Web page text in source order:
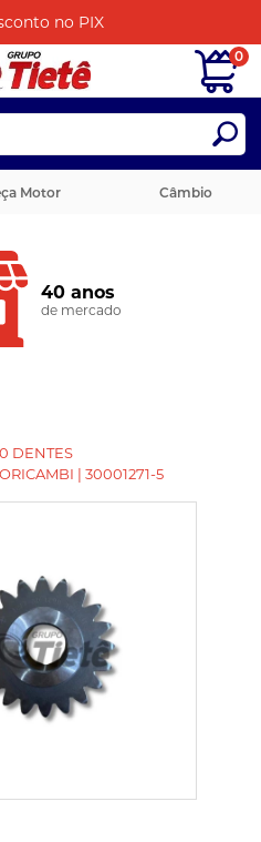
no PIX
Motor Câmbio
0
40 anos
de mercado
DENTES
| 30001271-5